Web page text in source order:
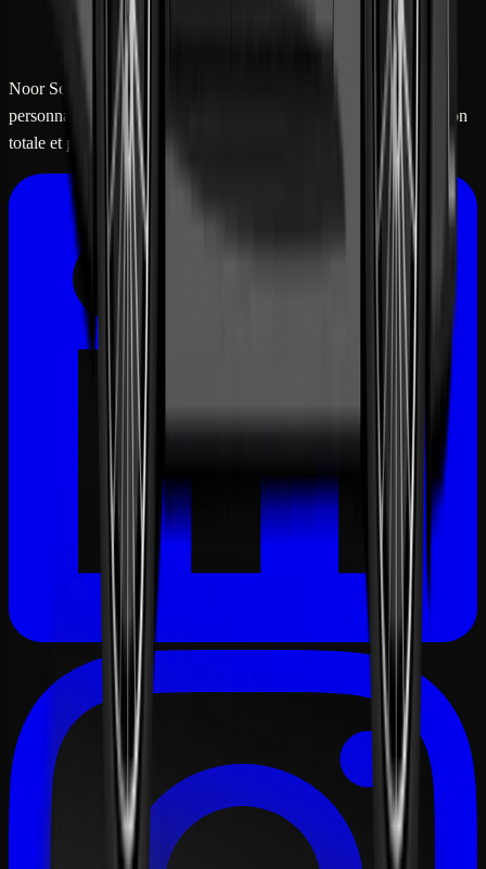
Noor Security Maroc fournit une sécurité privée d'élite pour
personnalités, dirigeants, voyageurs VIP et familles: avec discrétion
totale et précision militaire.